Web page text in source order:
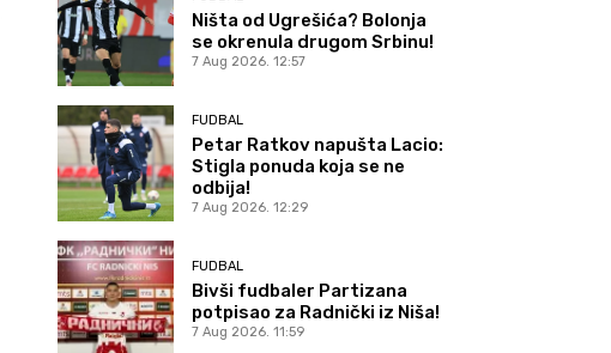
Ništa od Ugrešića? Bolonja
se okrenula drugom Srbinu!
7 Aug 2026. 12:57
FUDBAL
Petar Ratkov napušta Lacio:
Stigla ponuda koja se ne
odbija!
7 Aug 2026. 12:29
FUDBAL
Bivši fudbaler Partizana
potpisao za Radnički iz Niša!
7 Aug 2026. 11:59